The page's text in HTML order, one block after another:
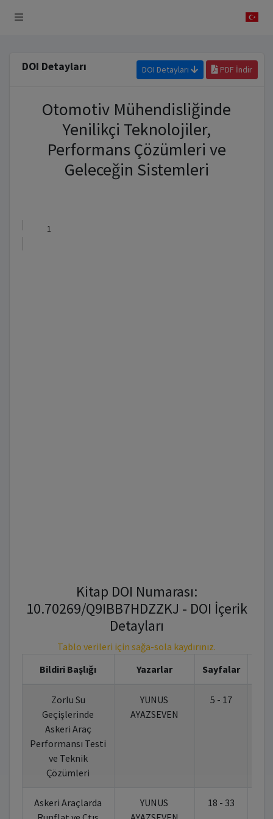
DOI Detayları DOI Detayları PDF İndir
Otomotiv Mühendisliğinde
Yenilikçi Teknolojiler,
Performans Çözümleri ve
Geleceğin Sistemleri
Kitap DOI Numarası:
10.70269/Q9IBB7HDZZKJ - DOI İçerik
Detayları
Tablo verileri için sağa-sola kaydırınız.
Bildiri Başlığı
Yazarlar Sayfalar
Zorlu Su
Geçişlerinde
Askeri Araç
Performansı Testi
ve Teknik
Çözümleri
YUNUS
AYAZSEVEN
5 - 17
Askeri Araçlarda
YUNUS
18 - 33